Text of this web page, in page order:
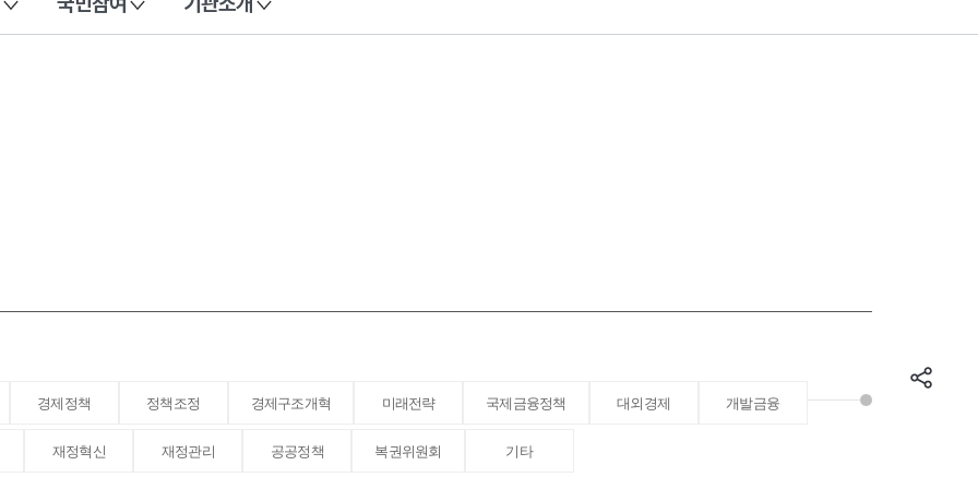
경제정책 정책조정 경제구조개혁 미래전략 국제금융정책 대외경제 개발금융
재정혁신 재정관리 공공정책 복권위원회 기타